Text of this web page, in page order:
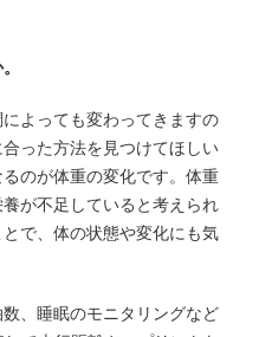
よっても変わってきますの
った方法を見つけてほしい
のが体重の変化です。体重
が不足していると考えられ
で、体の状態や変化にも気
、睡眠のモニタリングなど